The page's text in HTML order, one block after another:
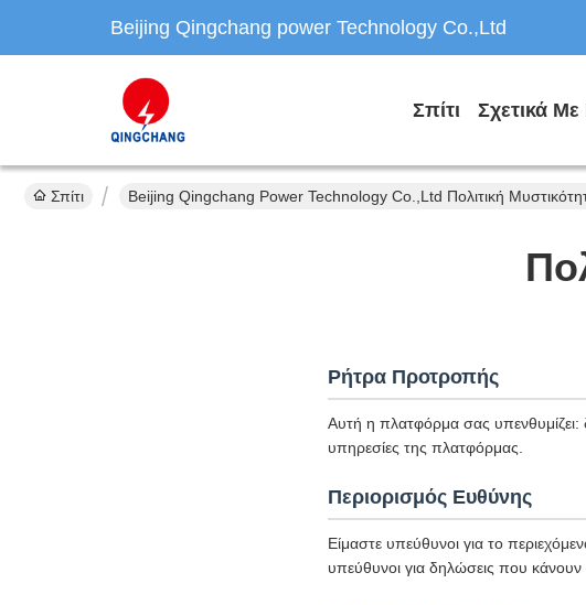
Beijing Qingchang power Technology Co.,Ltd
Σπίτι Σχετικά
Σπίτι Beijing Qingchang Power Technology Co.,Ltd Πολιτική
Ρήτρα Προτροπής
Αυτή η πλατφόρμα σας υπενθυμίζει:
υπηρεσίες της πλατφόρμας.
Περιορισμός Ευθύνης
Είμαστε υπεύθυνοι για το
υπεύθυνοι για δηλώσεις που κάνουν